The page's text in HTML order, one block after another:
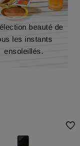
beauté de
les instants
ensoleillés.